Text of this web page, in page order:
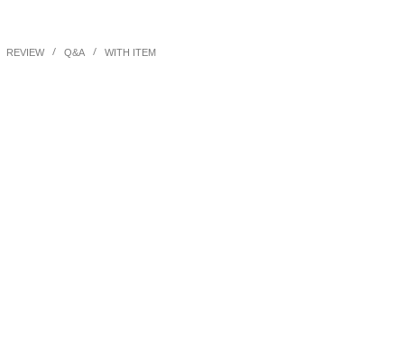
REVIEW/ Q&A/ WITH ITEM